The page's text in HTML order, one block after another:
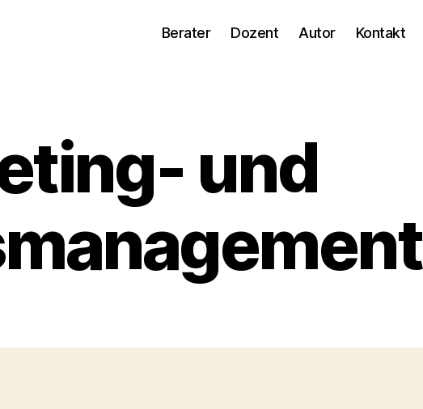
Berater Dozent Autor Kontakt
und